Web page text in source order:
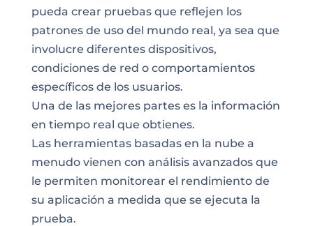
pueda crear pruebas que reflejen los
patrones de uso del mundo real, ya sea que
involucre diferentes dispositivos,
condiciones de red o comportamientos
específicos de los usuarios.
Una de las mejores partes es la información
en tiempo real que obtienes.
Las herramientas basadas en la nube a
menudo vienen con análisis avanzados que
le permiten monitorear el rendimiento de
su aplicación a medida que se ejecuta la
prueba.